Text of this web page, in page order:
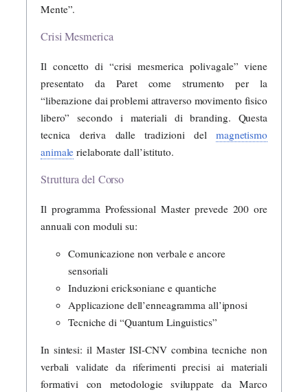
Mente”.
Crisi Mesmerica
Il concetto di “crisi mesmerica polivagale” viene
presentato da Paret come strumento per la
“liberazione dai problemi attraverso movimento fisico
libero” secondo i materiali di branding. Questa
tecnica deriva dalle tradizioni del magnetismo
animale rielaborate dall’istituto.
Struttura del Corso
Il programma Professional Master prevede 200 ore
annuali con moduli su:
Comunicazione non verbale e ancore
sensoriali
Induzioni ericksoniane e quantiche
Applicazione dell’enneagramma all’ipnosi
Tecniche di “Quantum Linguistics”
In sintesi: il Master ISI-CNV combina tecniche non
verbali validate da riferimenti precisi ai materiali
formativi con metodologie sviluppate da Marco